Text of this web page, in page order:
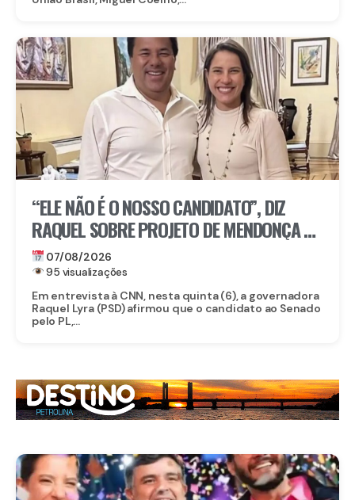
“ELE NÃO É O NOSSO CANDIDATO”, DIZ
RAQUEL SOBRE PROJETO DE MENDONÇA AO
SENADO
07/08/2026
95 visualizações
Em entrevista à CNN, nesta quinta (6), a governadora
Raquel Lyra (PSD) afirmou que o candidato ao Senado
pelo PL,...